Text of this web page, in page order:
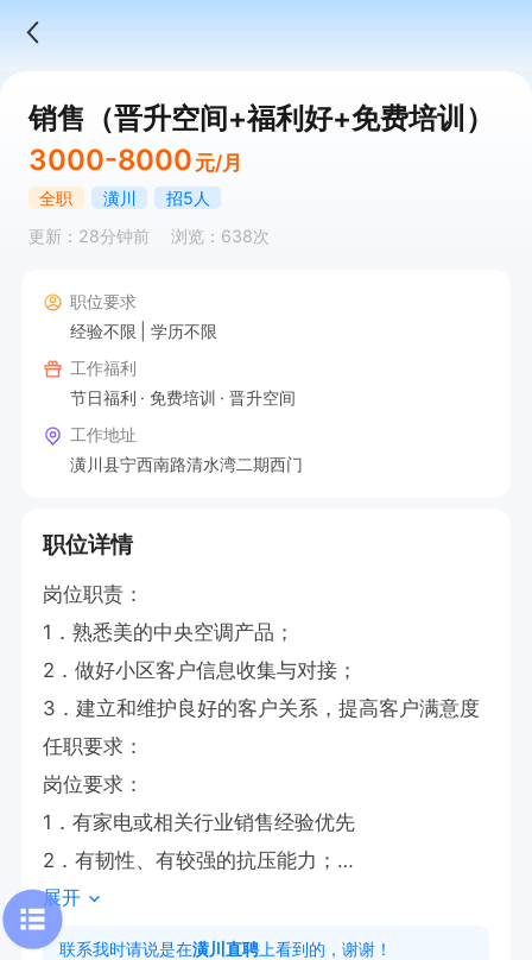
销售（晋升空间+福利好+免费培训）
3000-8000 元/月
全职 潢川
招5人
更新：28分钟前
浏览：638次
职位要求
经验不限
学历不限
工作福利
节日福利
免费培训
晋升空间
工作地址
潢川县宁西南路清水湾二期西门
职位详情
岗位职责：
1．熟悉美的中央空调产品；
2．做好小区客户信息收集与对接；
3．建立和维护良好的客户关系，提高客户满意度
任职要求：
岗位要求：
1．有家电或相关行业销售经验优先
2．有韧性、有较强的抗压能力；
3．善于与人沟通，可以抓住用户痛点
薪资待遇：底薪3000+提成+奖金+各种团建+定期
展开
联系我时请说是在潢川直聘 上看到的，谢谢！